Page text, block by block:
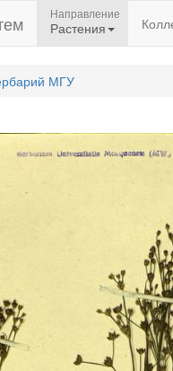
Направление
Растения
МГУ